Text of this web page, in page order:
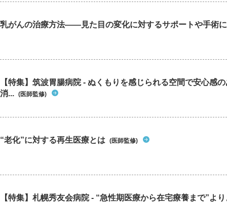
乳がんの治療方法――見た目の変化に対するサポートや手術
【特集】筑波胃腸病院 - ぬくもりを感じられる空間で安心感
消... (医師監修)
“老化”に対する再生医療とは (医師監修)
【特集】札幌秀友会病院 - “急性期医療から在宅療養まで”よ